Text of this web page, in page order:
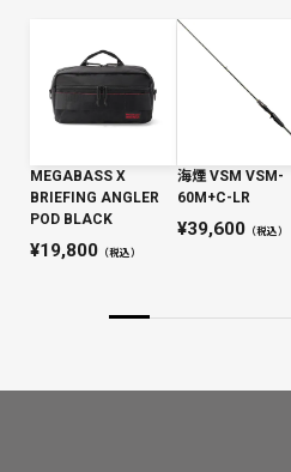
MEGABASS X
BRIEFING ANGLER
POD BLACK
19,800 （税込）
海煙 VSM VSM-
60M+C-LR
39,600（税込）